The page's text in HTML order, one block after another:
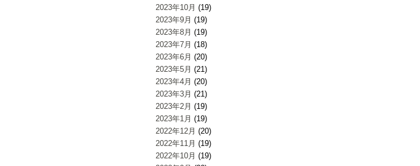
2023年10月 (19)
2023年9月 (19)
2023年8月 (19)
2023年7月 (18)
2023年6月 (20)
2023年5月 (21)
2023年4月 (20)
2023年3月 (21)
2023年2月 (19)
2023年1月 (19)
2022年12月 (20)
2022年11月 (19)
2022年10月 (19)